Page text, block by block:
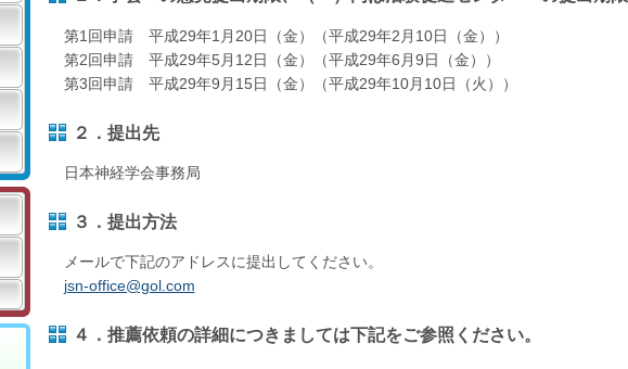
第1回申請 平成29年1月20日（金）（平成29年2月10日（金））
第2回申請 平成29年5月12日（金）（平成29年6月9日（金））
第3回申請 平成29年9月15日（金）（平成29年10月10日（火））
２．提出先
日本神経学会事務局
３．提出方法
メールで下記のアドレスに提出してください。
jsn-office@gol.com
４．推薦依頼の詳細につきましては下記をご参照ください。